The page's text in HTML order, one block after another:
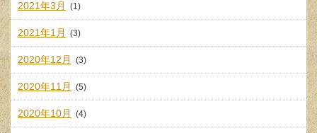
2021年3月 (1)
2021年1月 (3)
2020年12月 (3)
2020年11月 (5)
2020年10月 (4)